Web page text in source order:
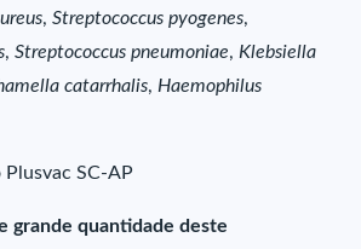
, Streptococcus pyogenes,
,Streptococcus pneumoniae, Klebsiella
catarrhalis, Haemophilus
Plusvac SC-AP
grande quantidade deste